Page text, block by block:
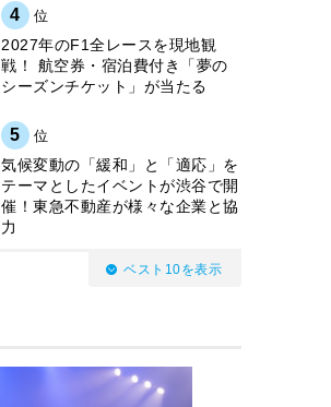
4 位
2027年のF1全レースを現地観
戦！ 航空券・宿泊費付き「夢の
シーズンチケット」が当たる
5 位
気候変動の「緩和」と「適応」を
テーマとしたイベントが渋谷で開
催！東急不動産が様々な企業と協
力
ベスト10を表示